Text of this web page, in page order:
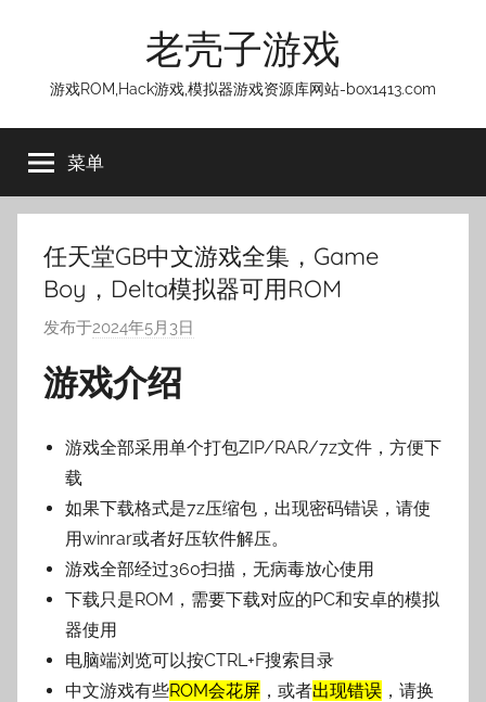
老壳子游戏
游戏ROM,Hack游戏,模拟器游戏资源库网站-box1413.com
菜单
任天堂GB中文游戏全集，Game
Boy，Delta模拟器可用ROM
发布于2024年5月3日
壳
游戏介绍
游戏全部采用单个打包ZIP/RAR/7z文件，方便下
载
如果下载格式是7z压缩包，出现密码错误，请使
用winrar或者好压软件解压。
游戏全部经过360扫描，无病毒放心使用
下载只是ROM，需要下载对应的PC和安卓的模拟
器使用
电脑端浏览可以按CTRL+F搜索目录
中文游戏有些ROM会花屏 ，或者出现错误 ，请换